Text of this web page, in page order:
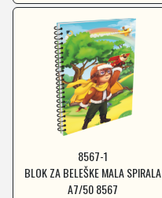
8567-1
BLOK ZA BELEŠKE MALA SPIRALA
A7/50 8567